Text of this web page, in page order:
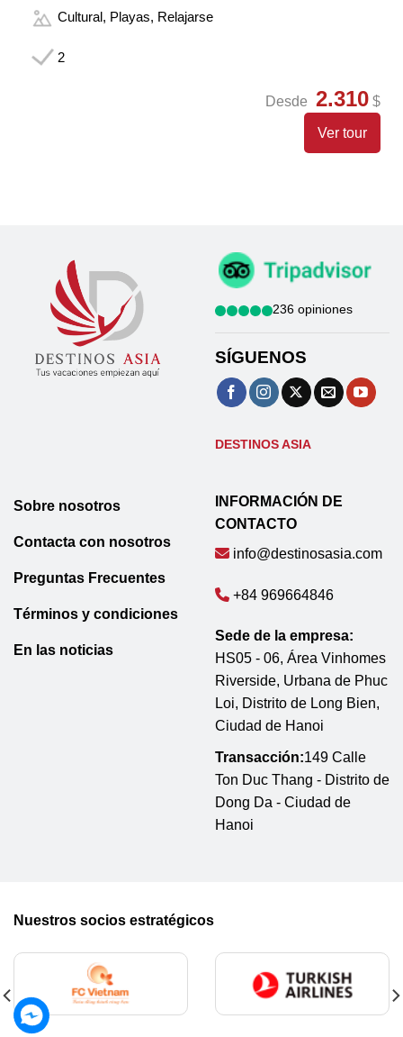
Cultural, Playas, Relajarse
2
Desde 2.310 $
Ver tour
236 opiniones
SÍGUENOS
DESTINOS ASIA
Sobre nosotros
Contacta con nosotros
Preguntas Frecuentes
Términos y condiciones
En las noticias
INFORMACIÓN DE
CONTACTO
info@destinosasia.com
+84 969664846
Sede de la empresa:
HS05 - 06, Área Vinhomes
Riverside, Urbana de Phuc
Loi, Distrito de Long Bien,
Ciudad de Hanoi
Transacción:149 Calle
Ton Duc Thang - Distrito de
Dong Da - Ciudad de
Hanoi
Nuestros socios estratégicos